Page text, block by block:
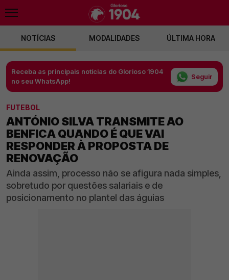
NOTÍCIAS MODALIDADES ÚLTIMA HORA
Receba as principais notícias do Glorioso 1904
no seu WhatsApp!
Seguir
FUTEBOL
ANTÓNIO SILVA TRANSMITE AO
BENFICA QUANDO É QUE VAI
RESPONDER À PROPOSTA DE
RENOVAÇÃO
Ainda assim, processo não se afigura nada simples,
sobretudo por questões salariais e de
posicionamento no plantel das águias